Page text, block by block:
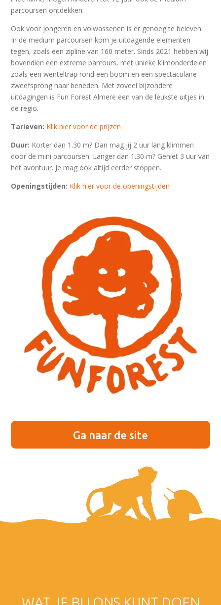
parcoursen ontdekken.
Ook voor jongeren en volwassenen is er genoeg te beleven.
In de medium parcoursen kom je uitdagende elementen
tegen, zoals een zipline van 160 meter. Sinds 2021 hebben wij
bovendien een extreme parcours, met unieke klimonderdelen
zoals een wenteltrap rond een boom en een spectaculaire
zweefsprong naar beneden. Met zoveel bijzondere
uitdagingen is Fun Forest Almere een van de leukste uitjes in
de regio.
Tarieven: Klik hier voor de prijzen
Duur: Korter dan 1.30 m? Dan mag jij 2 uur lang klimmen
door de mini parcoursen. Langer dan 1.30 m? Geniet 3 uur van
het avontuur. Je mag ook altijd eerder stoppen.
Openingstijden: Klik hier voor de openingstijden
Ga naar de site